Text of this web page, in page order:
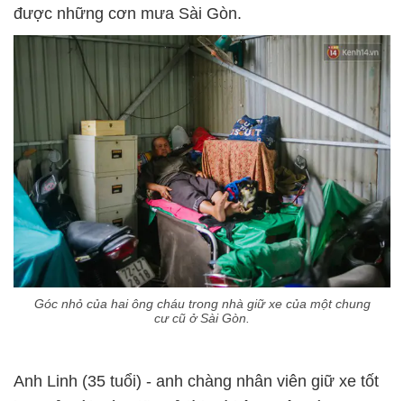
được những cơn mưa Sài Gòn.
Góc nhỏ của hai ông cháu trong nhà giữ xe của một chung
cư cũ ở Sài Gòn.
Anh Linh (35 tuổi) - anh chàng nhân viên giữ xe tốt